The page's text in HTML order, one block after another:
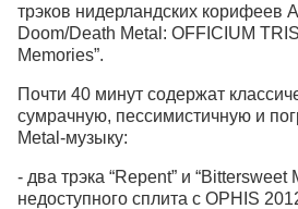
трэков нидерландских корифеев
Doom/Death Metal: OFFICIUM
Memories”.
Почти 40 минут содержат
сумрачную, пессимистичную и
Metal-музыку:
- два трэка “Repent” и “Bittersweet
недоступного сплита с OPHIS